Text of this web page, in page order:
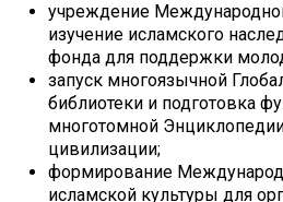
учреждение
изучение исламского
фонда для поддержки
запуск многоязычной
библиотеки и подготовка
многотомной
цивилизации;
формирование
исламской культуры для